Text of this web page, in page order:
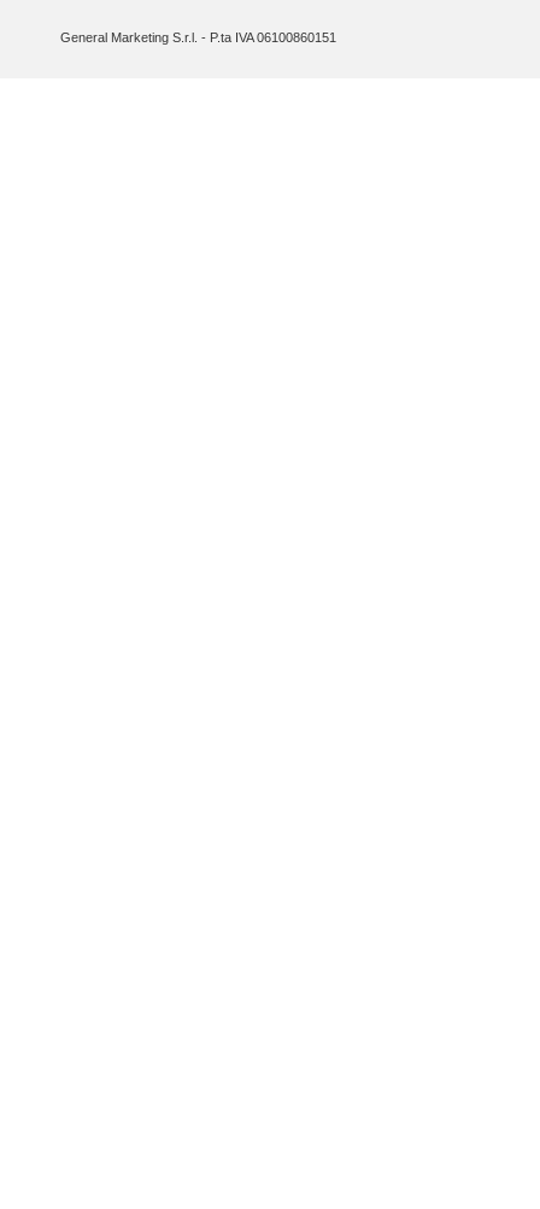
General Marketing S.r.l. - P.ta IVA 06100860151